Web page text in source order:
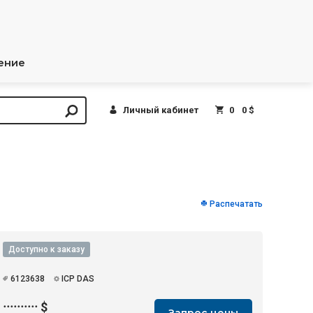
Личный кабинет 0 0 $
Распечатать
Доступно к заказу
6123638 ICP DAS
·········· $